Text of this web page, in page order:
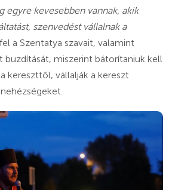
egyre kevesebben vannak, akik
szenvedést vállalnak a
a Szentatya szavait, valamint
miszerint bátorítaniuk kell
kereszttől, vállalják a kereszt